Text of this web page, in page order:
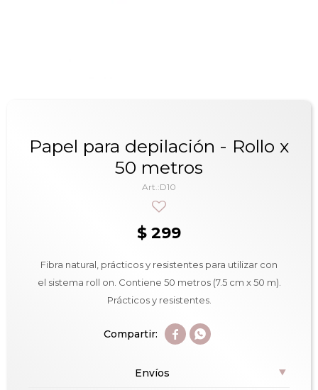
Papel para depilación - Rollo x
50 metros
D10
$ 299
Fibra natural, prácticos y resistentes para utilizar con
el sistema roll on. Contiene 50 metros (7.5 cm x 50 m).
Prácticos y resistentes.
 
Envíos